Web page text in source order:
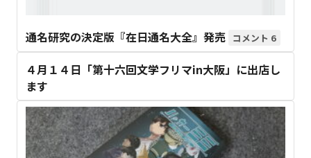
通名研究の決定版『在日通名大全』発売 6
４月１４日「第十六回文学フリマin大阪」に出店し
ます